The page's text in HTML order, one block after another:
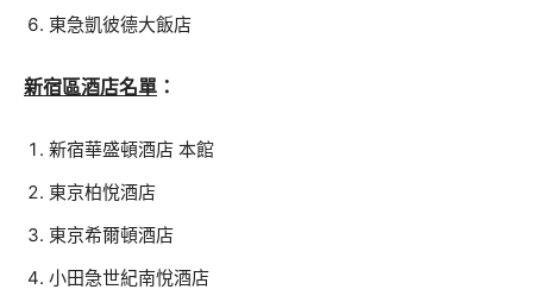
東急凱彼德大飯店
新宿區酒店名單 ：
新宿華盛頓酒店 本館
東京柏悅酒店
東京希爾頓酒店
小田急世紀南悅酒店